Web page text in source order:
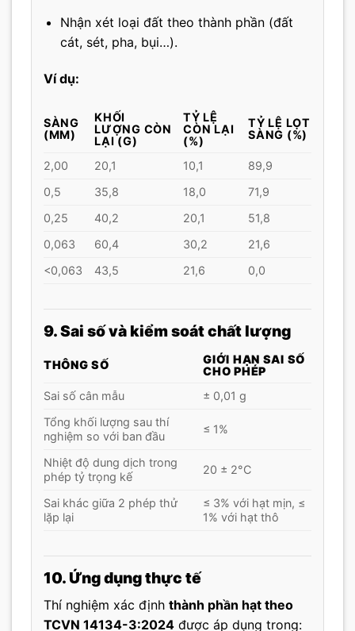
Nhận xét loại đất theo thành phần (đất
cát, sét, pha, bụi…).
Ví dụ:
SÀNG
(MM)
KHỐI
LƯỢNG CÒN
LẠI (G)
TỶ LỆ
CÒN LẠI
(%)
TỶ LỆ LỌT
SÀNG (%)
2,00 20,1 10,1
89,9
0,5
35,8 18,0
71,9
0,25
40,2 20,1
51,8
0,063
60,4 30,2
21,6
<0,063
43,5 21,6 0,0
9. Sai số và kiểm soát chất lượng
THÔNG SỐ
GIỚI HẠN SAI SỐ
CHO PHÉP
Sai số cân mẫu
± 0,01 g
Tổng khối lượng sau thí
nghiệm so với ban đầu
≤ 1%
Nhiệt độ dung dịch trong
phép tỷ trọng kế
20 ± 2°C
Sai khác giữa 2 phép thử
lặp lại
≤ 3% với hạt mịn, ≤
1% với hạt thô
10. Ứng dụng thực tế
Thí nghiệm xác định thành phần hạt theo
TCVN 14134-3:2024 được áp dụng trong: